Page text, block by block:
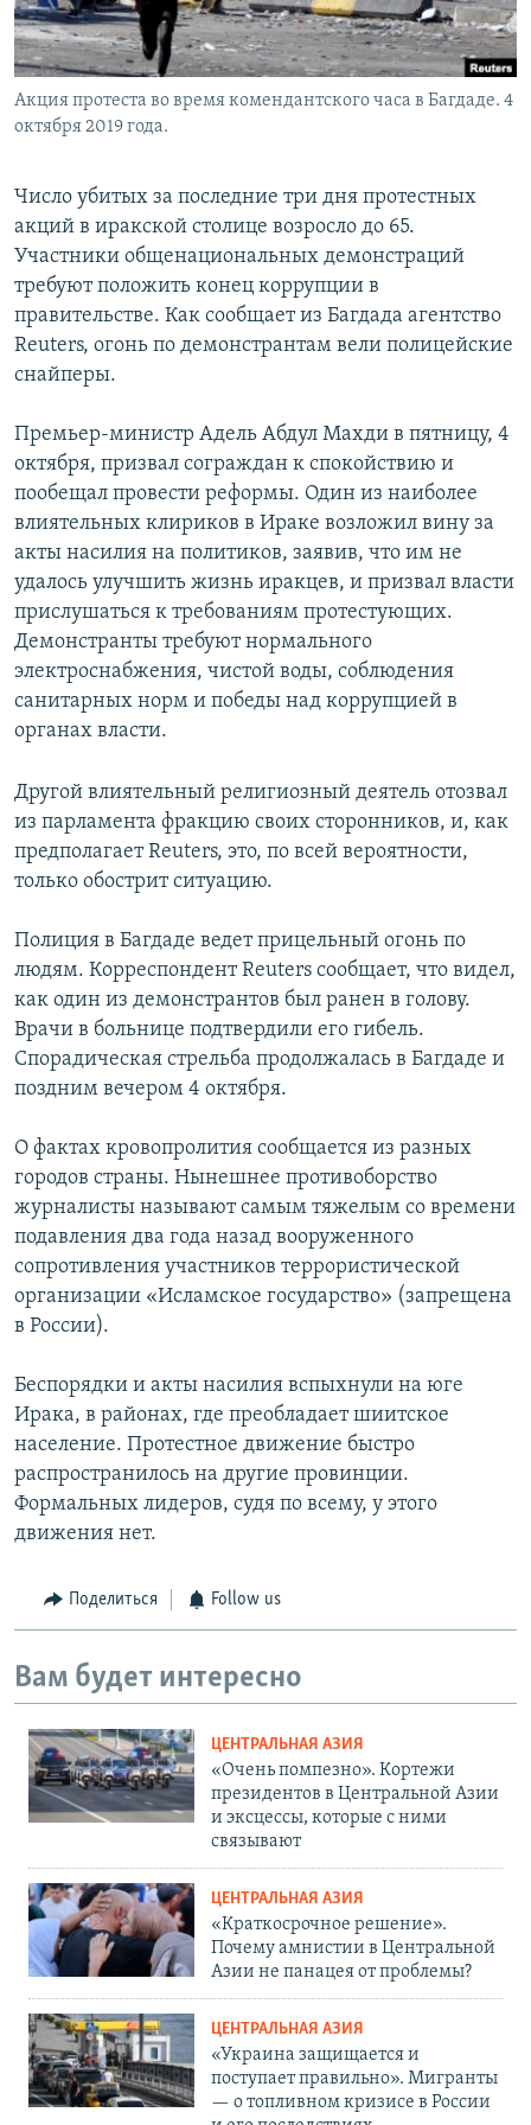
Акция протеста во время комендантского часа в Багдаде. 4
октября 2019 года.
Число убитых за последние три дня протестных
акций в иракской столице возросло до 65.
Участники общенациональных демонстраций
требуют положить конец коррупции в
правительстве. Как сообщает из Багдада агентство
Reuters, огонь по демонстрантам вели полицейские
снайперы.
Премьер-министр Адель Абдул Махди в пятницу, 4
октября, призвал сограждан к спокойствию и
пообещал провести реформы. Один из наиболее
влиятельных клириков в Ираке возложил вину за
акты насилия на политиков, заявив, что им не
удалось улучшить жизнь иракцев, и призвал власти
прислушаться к требованиям протестующих.
Демонстранты требуют нормального
электроснабжения, чистой воды, соблюдения
санитарных норм и победы над коррупцией в
органах власти.
Другой влиятельный религиозный деятель отозвал
из парламента фракцию своих сторонников, и, как
предполагает Reuters, это, по всей вероятности,
только обострит ситуацию.
Полиция в Багдаде ведет прицельный огонь по
людям. Корреспондент Reuters сообщает, что видел,
как один из демонстрантов был ранен в голову.
Врачи в больнице подтвердили его гибель.
Спорадическая стрельба продолжалась в Багдаде и
поздним вечером 4 октября.
О фактах кровопролития сообщается из разных
городов страны. Нынешнее противоборство
журналисты называют самым тяжелым со времени
подавления два года назад вооруженного
сопротивления участников террористической
организации «Исламское государство» (запрещена
в России).
Беспорядки и акты насилия вспыхнули на юге
Ирака, в районах, где преобладает шиитское
население. Протестное движение быстро
распространилось на другие провинции.
Формальных лидеров, судя по всему, у этого
движения нет.
Поделиться Follow us
Вам будет интересно
ЦЕНТРАЛЬНАЯ АЗИЯ
«Очень помпезно». Кортежи
президентов в Центральной Азии
и эксцессы, которые с ними
связывают
ЦЕНТРАЛЬНАЯ АЗИЯ
«Краткосрочное решение».
Почему амнистии в Центральной
Азии не панацея от проблемы?
ЦЕНТРАЛЬНАЯ АЗИЯ
«Украина защищается и
поступает правильно». Мигранты
— о топливном кризисе в России